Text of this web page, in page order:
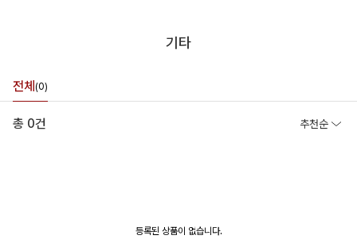
기타
전체 (0)
총 0건 추천순
등록된 상품이 없습니다.